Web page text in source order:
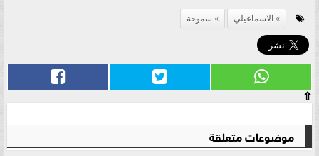
الاسماعيلي سموحة
⇧
موضوعات متعلقة